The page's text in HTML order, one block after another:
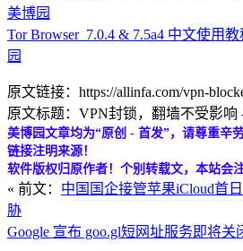
美博园
Tor Browser_7.0.4 & 7.5a4 中文使用
园
原文链接：https://allinfa.com/vpn-
原文标题：VPN封锁，翻墙不受影响
美博园文章均为“原创 - 首发”，请尊重辛
链接注明来源！
软件版权归原作者！个别转载文，本站会
« 前文： 中国国企接管苹果iCloud首
胁
Google 宣布 goo.gl短网址服务即将关